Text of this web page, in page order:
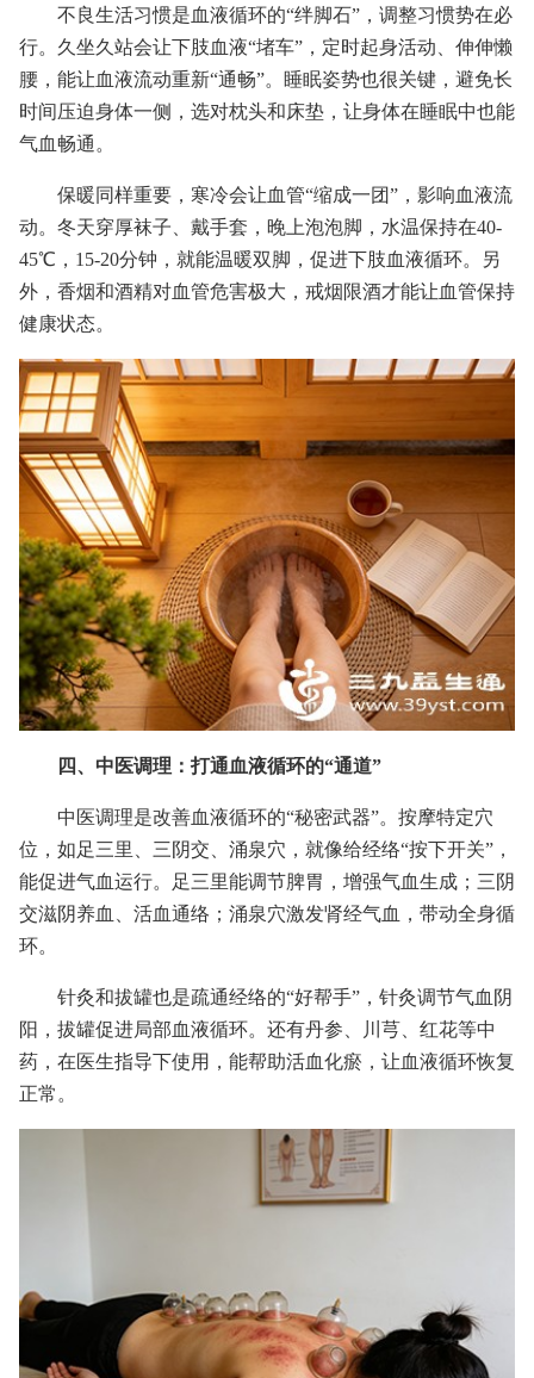
不良生活习惯是血液循环的“绊脚石”，调整习惯势在必
行。久坐久站会让下肢血液“堵车”，定时起身活动、伸伸懒
腰，能让血液流动重新“通畅”。睡眠姿势也很关键，避免长
时间压迫身体一侧，选对枕头和床垫，让身体在睡眠中也能
气血畅通。
保暖同样重要，寒冷会让血管“缩成一团”，影响血液流
动。冬天穿厚袜子、戴手套，晚上泡泡脚，水温保持在40-
45℃，15-20分钟，就能温暖双脚，促进下肢血液循环。另
外，香烟和酒精对血管危害极大，戒烟限酒才能让血管保持
健康状态。
四、中医调理：打通血液循环的“通道”
中医调理是改善血液循环的“秘密武器”。按摩特定穴
位，如足三里、三阴交、涌泉穴，就像给经络“按下开关”，
能促进气血运行。足三里能调节脾胃，增强气血生成；三阴
交滋阴养血、活血通络；涌泉穴激发肾经气血，带动全身循
环。
针灸和拔罐也是疏通经络的“好帮手”，针灸调节气血阴
阳，拔罐促进局部血液循环。还有丹参、川芎、红花等中
药，在医生指导下使用，能帮助活血化瘀，让血液循环恢复
正常。